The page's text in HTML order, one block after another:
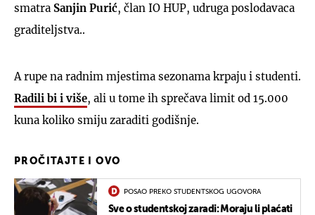
smatra Sanjin Purić, član IO HUP, udruga poslodavaca
graditeljstva..
A rupe na radnim mjestima sezonama krpaju i studenti.
Radili bi i više, ali u tome ih sprečava limit od 15.000
kuna koliko smiju zaraditi godišnje.
PROČITAJTE I OVO
POSAO PREKO STUDENTSKOG UGOVORA
Sve o studentskoj zaradi: Moraju li plaćati